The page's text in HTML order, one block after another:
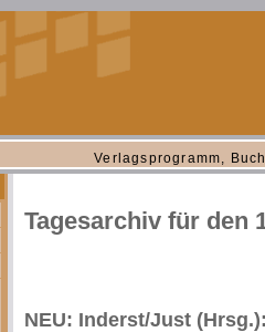
Verlagsprogramm,
Tagesarchiv für den
NEU: Inderst/Just